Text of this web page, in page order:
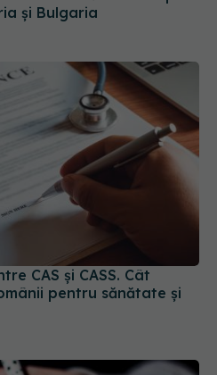
CAS și CASS. Cât
pentru sănătate și